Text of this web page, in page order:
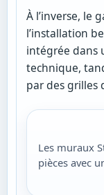
À l’inverse, le
l’installation
intégrée dans
technique,
par des grilles
Les muraux
pièces avec